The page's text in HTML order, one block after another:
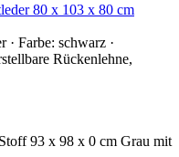
80 x 103 x 80 cm
· Farbe: schwarz ·
Rückenlehne,